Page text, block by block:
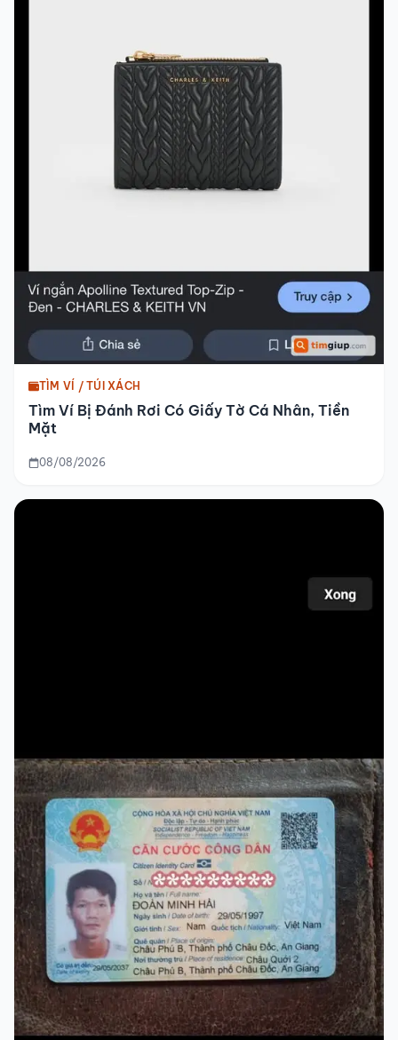
TÌM VÍ / TÚI XÁCH
Tìm Ví Bị Đánh Rơi Có Giấy Tờ Cá Nhân, Tiền
Mặt
08/08/2026